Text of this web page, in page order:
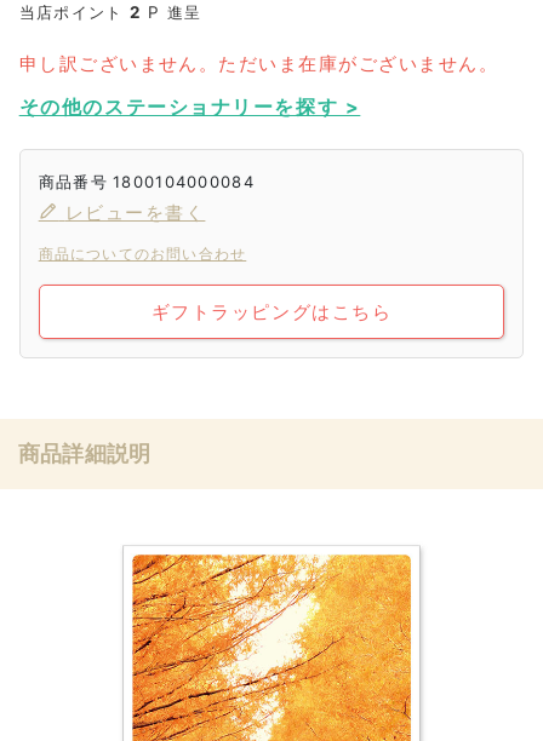
当店ポイント 2 P 進呈
申し訳ございません。ただいま在庫がございません。
その他のステーショナリーを探す >
商品番号 1800104000084
レビューを書く
商品についてのお問い合わせ
ギフトラッピングはこちら
商品詳細説明